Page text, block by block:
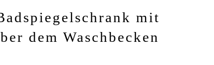
mit
dem Waschbecken